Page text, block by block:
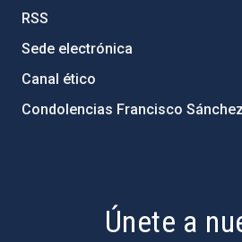
RSS
Sede electrónica
Canal ético
Condolencias Francisco Sánchez
Únete a